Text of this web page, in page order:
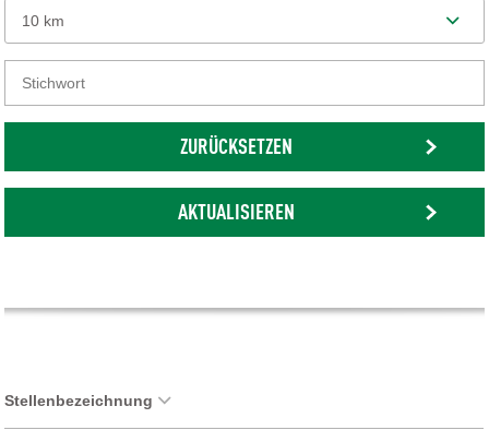
10 km
ZURÜCKSETZEN
AKTUALISIEREN
Stellenbezeichnung